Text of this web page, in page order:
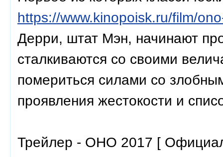
https://www.kinopoisk.ru/film/
Дерри, штат Мэн, начинают
сталкиваются со своими
помериться силами со
проявления жестокости и
Трейлер - ОНО 2017 [